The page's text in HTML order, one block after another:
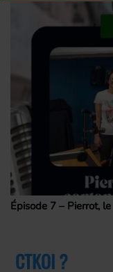
Épisode 7 – Pierrot,
CTKOI ?